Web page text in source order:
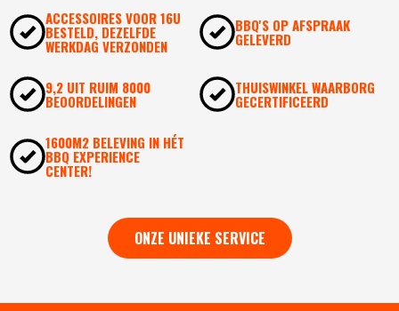
ACCESSOIRES VOOR 16U
BESTELD, DEZELFDE
WERKDAG VERZONDEN
BBQ'S OP AFSPRAAK
GELEVERD
9,2 UIT RUIM 8000
BEOORDELINGEN
THUISWINKEL WAARBORG
GECERTIFICEERD
1600M2 BELEVING IN HÉT
BBQ EXPERIENCE
CENTER!
ONZE UNIEKE SERVICE